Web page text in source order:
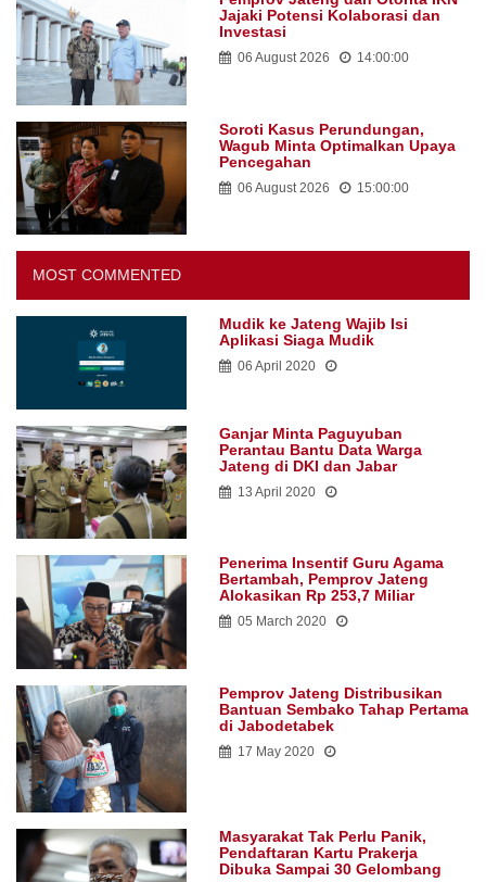
Jajaki Potensi Kolaborasi dan
Investasi
06 August 2026 14:00:00
Soroti Kasus Perundungan,
Wagub Minta Optimalkan Upaya
Pencegahan
06 August 2026 15:00:00
MOST COMMENTED
Mudik ke Jateng Wajib Isi
Aplikasi Siaga Mudik
06 April 2020
Ganjar Minta Paguyuban
Perantau Bantu Data Warga
Jateng di DKI dan Jabar
13 April 2020
Penerima Insentif Guru Agama
Bertambah, Pemprov Jateng
Alokasikan Rp 253,7 Miliar
05 March 2020
Pemprov Jateng Distribusikan
Bantuan Sembako Tahap Pertama
di Jabodetabek
17 May 2020
Masyarakat Tak Perlu Panik,
Pendaftaran Kartu Prakerja
Dibuka Sampai 30 Gelombang